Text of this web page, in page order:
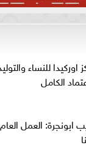
اوركيدا للنساء
الكامل
ابونجرة: العمل